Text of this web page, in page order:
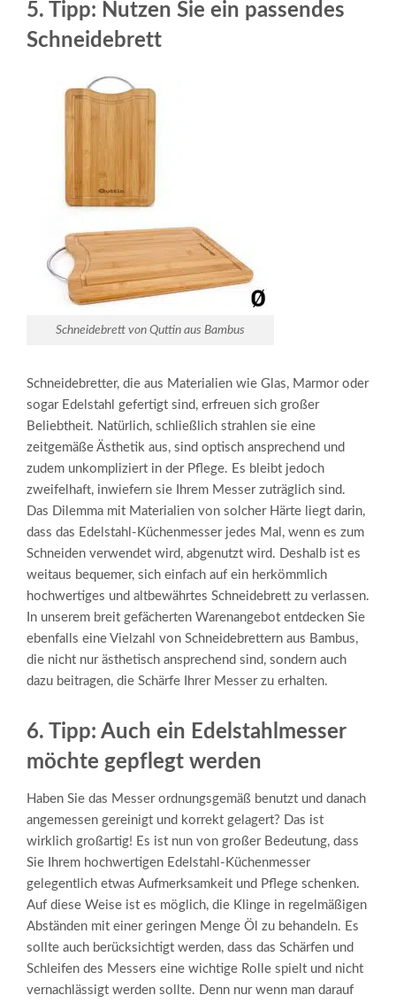
5. Tipp: Nutzen Sie ein passendes
Schneidebrett
Schneidebrett von Quttin aus Bambus
Schneidebretter, die aus Materialien wie Glas, Marmor oder
sogar Edelstahl gefertigt sind, erfreuen sich großer
Beliebtheit. Natürlich, schließlich strahlen sie eine
zeitgemäße Ästhetik aus, sind optisch ansprechend und
zudem unkompliziert in der Pflege. Es bleibt jedoch
zweifelhaft, inwiefern sie Ihrem Messer zuträglich sind.
Das Dilemma mit Materialien von solcher Härte liegt darin,
dass das Edelstahl-Küchenmesser jedes Mal, wenn es zum
Schneiden verwendet wird, abgenutzt wird. Deshalb ist es
weitaus bequemer, sich einfach auf ein herkömmlich
hochwertiges und altbewährtes Schneidebrett zu verlassen.
In unserem breit gefächerten Warenangebot entdecken Sie
ebenfalls eine Vielzahl von Schneidebrettern aus Bambus,
die nicht nur ästhetisch ansprechend sind, sondern auch
dazu beitragen, die Schärfe Ihrer Messer zu erhalten.
6. Tipp: Auch ein Edelstahlmesser
möchte gepflegt werden
Haben Sie das Messer ordnungsgemäß benutzt und danach
angemessen gereinigt und korrekt gelagert? Das ist
wirklich großartig! Es ist nun von großer Bedeutung, dass
Sie Ihrem hochwertigen Edelstahl-Küchenmesser
gelegentlich etwas Aufmerksamkeit und Pflege schenken.
Auf diese Weise ist es möglich, die Klinge in regelmäßigen
Abständen mit einer geringen Menge Öl zu behandeln. Es
sollte auch berücksichtigt werden, dass das Schärfen und
Schleifen des Messers eine wichtige Rolle spielt und nicht
vernachlässigt werden sollte. Denn nur wenn man darauf